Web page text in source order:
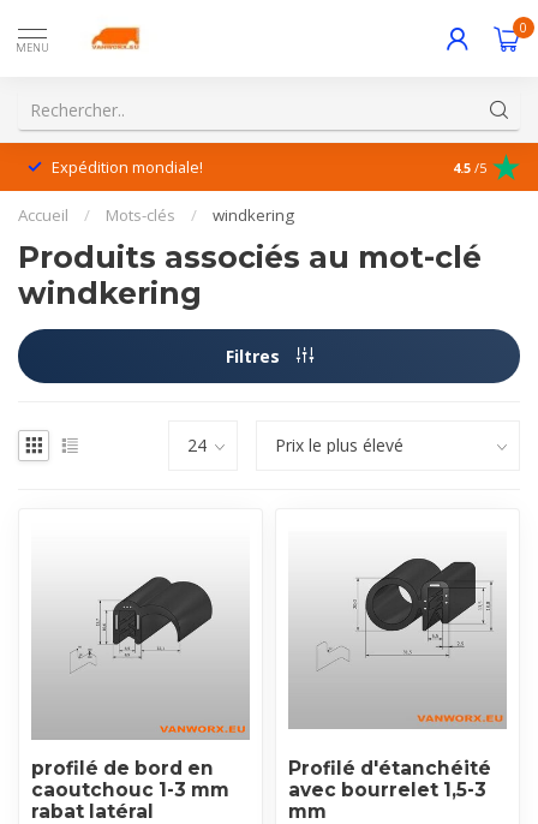
MENU
0
Expédition mondiale! Service
4.5 /5
Accueil / Mots-clés / windkering
Produits associés au mot-clé
windkering
Filtres
profilé de bord en
caoutchouc 1-3 mm
rabat latéral
Profilé d'étanchéité
avec bourrelet 1,5-3
mm